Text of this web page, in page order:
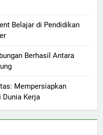
Belajar di Pendidikan
Berhasil Antara
Mempersiapkan
Dunia Kerja